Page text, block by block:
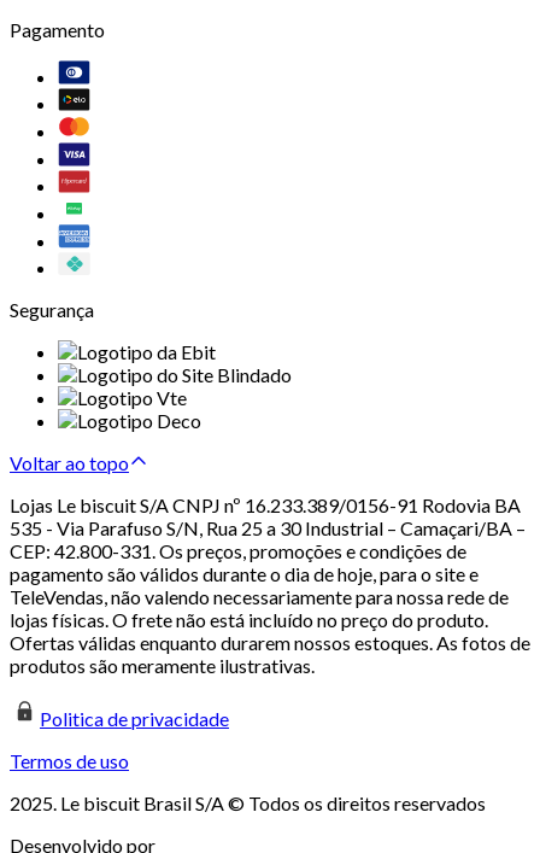
Pagamento
Segurança
Voltar ao topo
Lojas Le biscuit S/A CNPJ nº 16.233.389/0156-91 Rodovia BA
535 - Via Parafuso S/N, Rua 25 a 30 Industrial – Camaçari/BA –
CEP: 42.800-331. Os preços, promoções e condições de
pagamento são válidos durante o dia de hoje, para o site e
TeleVendas, não valendo necessariamente para nossa rede de
lojas físicas. O frete não está incluído no preço do produto.
Ofertas válidas enquanto durarem nossos estoques. As fotos de
produtos são meramente ilustrativas.
Politica de privacidade
Termos de uso
2025. Le biscuit Brasil S/A © Todos os direitos reservados
Desenvolvido por